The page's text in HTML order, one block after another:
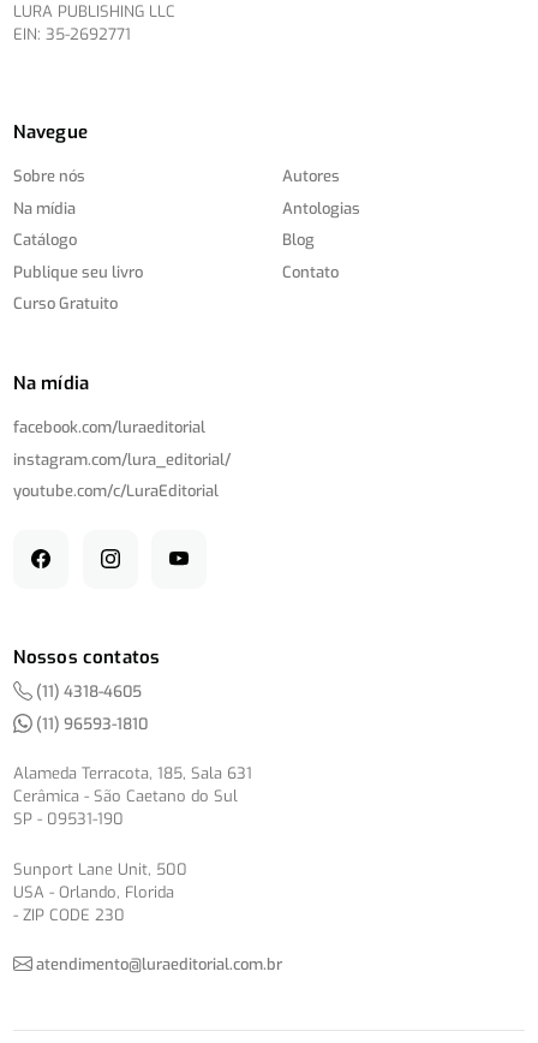
LURA PUBLISHING LLC
EIN: 35-2692771
Navegue
Sobre nós
Na mídia
Catálogo
Publique seu livro
Curso Gratuito
Autores
Antologias
Blog
Contato
Na mídia
facebook.com/luraeditorial
instagram.com/lura_editorial/
youtube.com/c/LuraEditorial
Nossos contatos
(11) 4318-4605
(11) 96593-1810
Alameda Terracota, 185, Sala 631
Cerâmica - São Caetano do Sul
SP - 09531-190
Sunport Lane Unit, 500
USA - Orlando, Florida
- ZIP CODE 230
atendimento@luraeditorial.com.br